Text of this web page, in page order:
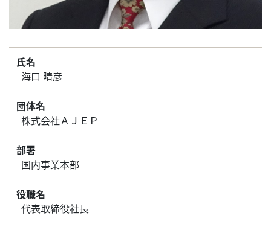
氏名
海口 晴彦
団体名
株式会社ＡＪＥＰ
部署
国内事業本部
役職名
代表取締役社長